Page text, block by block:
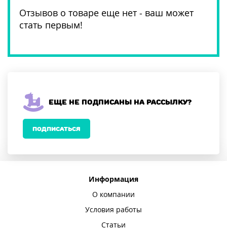
Отзывов о товаре еще нет - ваш может
стать первым!
Еще не подписаны на рассылку?
ПОДПИСАТЬСЯ
Информация
О компании
Условия работы
Статьи